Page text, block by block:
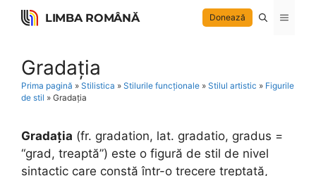
Skip
LIMBA ROMÂNĂ Donează Menu
Gradația
Prima pagină » Stilistica » Stilurile funcționale » Stilul artistic » Figurile
de stil » Gradația
Gradația (fr. gradation, lat. gradatio, gradus =
“grad, treaptă”) este o figură de stil de nivel
sintactic care constă într-o trecere treptată,